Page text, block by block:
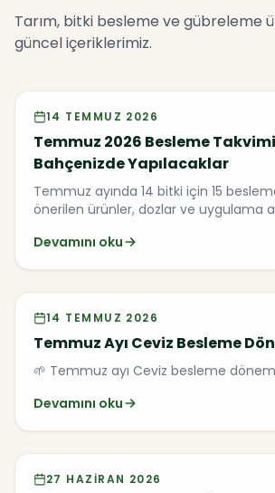
Tarım, bitki besleme ve gübreleme
güncel içeriklerimiz.
14 TEMMUZ 2026
Temmuz 2026 Besleme
Bahçenizde Yapılacaklar
Temmuz ayında 14 bitki için 15
önerilen ürünler, dozlar ve uygulama
Devamını oku
14 TEMMUZ 2026
Temmuz Ayı Ceviz Besleme
🌱 Temmuz ayı Ceviz besleme
Devamını oku
Video
27 HAZIRAN 2026